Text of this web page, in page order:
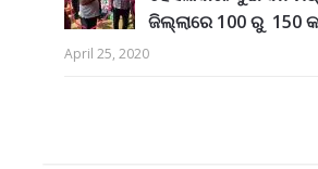
ଜିଲ୍ଲାରେ 100 ରୁ 150
April 25, 2020